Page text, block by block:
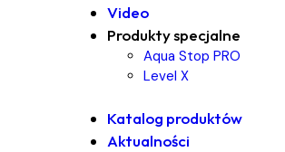
Video
Produkty specjalne
Aqua Stop PRO
Level X
Katalog produktów
Aktualności